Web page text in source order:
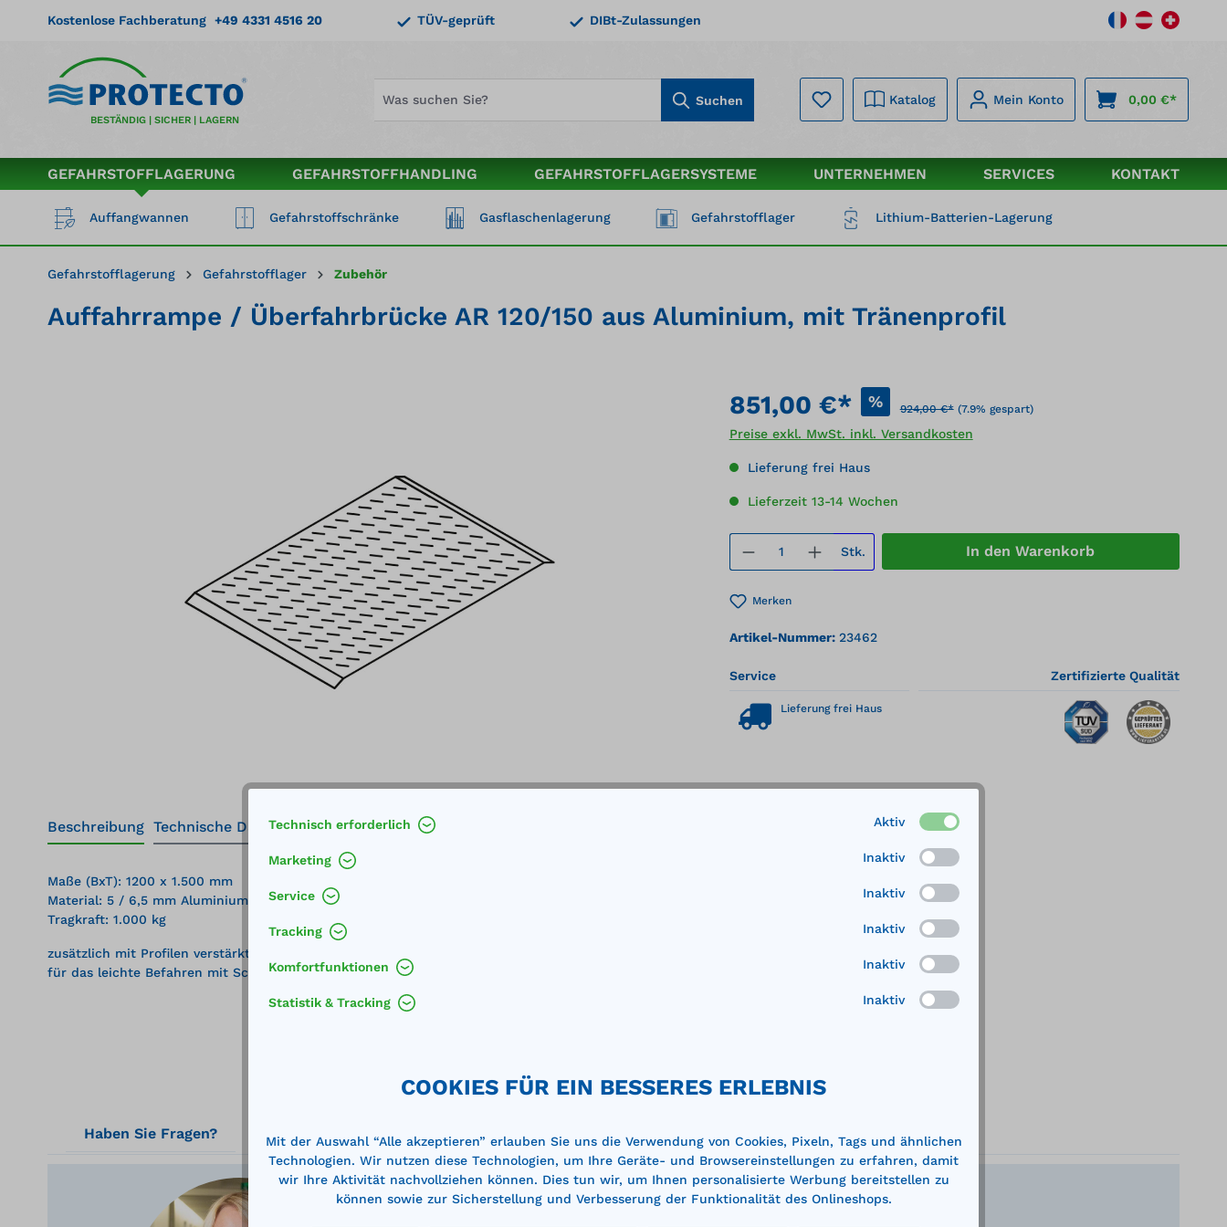
Zur Hauptnavigation springen
Kostenlose Fachberatung +49 4331 4516 20 TÜV-geprüft DIBt-Zulassungen
BESTÄNDIG | SICHER | LAGERN
Suchen Katalog Mein Konto 0,00 €*
GEFAHRSTOFFLAGERUNG GEFAHRSTOFFHANDLING GEFAHRSTOFFLAGERSYSTEME UNTERNEHMEN SERVICES KONTAKT
Auffangwannen Gefahrstoffschränke Gasflaschenlagerung Gefahrstofflager Lithium-Batterien-Lagerung
Gefahrstofflagerung Gefahrstofflager Zubehör
Auffahrrampe / Überfahrbrücke AR 120/150 aus Aluminium, mit Tränenprofil
851,00 €* % 924,00 €* (7.9% gespart)
Preise exkl. MwSt. inkl. Versandkosten
Lieferung frei Haus
Lieferzeit 13-14 Wochen
Produkt Anzahl: Gib den gewünschten Wert
Stk. In den Warenkorb
Merken
Artikel-Nummer: 23462
Service
Lieferung frei Haus
Zertifizierte Qualität
Beschreibung Technische Daten
Maße (BxT): 1200 x 1.500 mm
Material: 5 / 6,5 mm Aluminiumblech mit Tränenprofil
Tragkraft: 1.000 kg
zusätzlich mit Profilen verstärkt
für das leichte Befahren mit Schubkarren, Sackkarren oder Hubwagen
Haben Sie Fragen?
Technisch erforderlich Aktiv
Marketing Inaktiv
Service Inaktiv
Tracking Inaktiv
Komfortfunktionen Inaktiv
Statistik & Tracking Inaktiv
COOKIES FÜR EIN BESSERES ERLEBNIS
Mit der Auswahl “Alle akzeptieren” erlauben Sie uns die Verwendung von Cookies, Pixeln, Tags und ähnlichen
Technologien. Wir nutzen diese Technologien, um Ihre Geräte- und Browsereinstellungen zu erfahren, damit
wir Ihre Aktivität nachvollziehen können. Dies tun wir, um Ihnen personalisierte Werbung bereitstellen zu
können sowie zur Sicherstellung und Verbesserung der Funktionalität des Onlineshops.